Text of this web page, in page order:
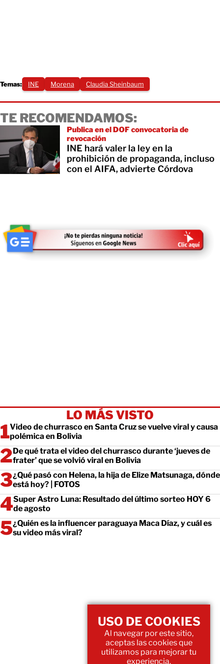
Temas: INE Morena Claudia Sheinbaum
TE RECOMENDAMOS:
Publica en el DOF convocatoria de
revocación
INE hará valer la ley en la
prohibición de propaganda, incluso
con el AIFA, advierte Córdova
LO MÁS VISTO
Video de churrasco en Santa Cruz se vuelve viral y causa
polémica en Bolivia
De qué trata el video del churrasco durante ‘jueves de
frater’ que se volvió viral en Bolivia
¿Qué pasó con Helena, la hija de Elize Matsunaga, dónde
está hoy? | FOTOS
Super Astro Luna: Resultado del último sorteo HOY 6
de agosto
¿Quién es la influencer paraguaya Maca Díaz, y cuál es
su video más viral?
USO DE COOKIES
Al navegar por este sitio,
aceptas las cookies que
utilizamos para mejorar tu
experiencia.